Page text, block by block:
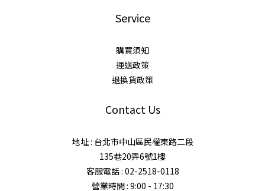
Service
購買須知
運送政策
退換貨政策
Contact Us
地址 : 台北市中山區民權東路二段
135巷20弄6號1樓
客服電話 : 02-2518-0118
營業時間 : 9:00 - 17:30